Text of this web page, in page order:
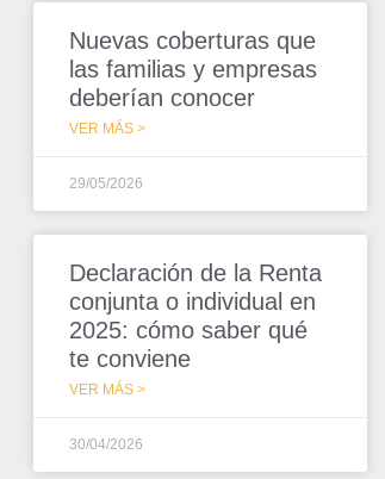
Nuevas coberturas que
las familias y empresas
deberían conocer
VER MÁS >
29/05/2026
Declaración de la Renta
conjunta o individual en
2025: cómo saber qué
te conviene
VER MÁS >
30/04/2026